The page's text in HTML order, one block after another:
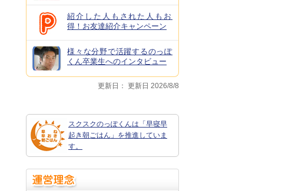
紹介した人もされた人もお
得！お友達紹介キャンペーン
様々な分野で活躍するのっぽ
くん卒業生へのインタビュー
更新日： 更新日 2026/8/8
スクスクのっぽくんは「早寝早
起き朝ごはん」を推進していま
す。